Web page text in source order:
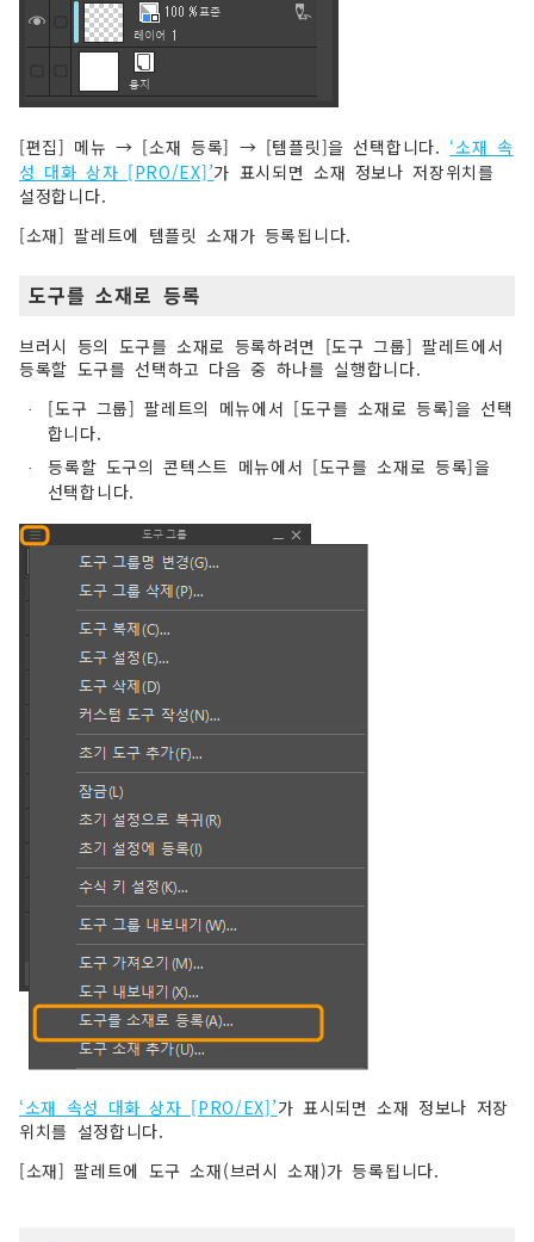
[편집] 메뉴 → [소재 등록] → [템플릿]을 선택합니다. ‘소재 속
성 대화 상자 [PRO/EX]’가 표시되면 소재 정보나 저장위치를
설정합니다.
[소재] 팔레트에 템플릿 소재가 등록됩니다.
도구를 소재로 등록
브러시 등의 도구를 소재로 등록하려면 [도구 그룹] 팔레트에서
등록할 도구를 선택하고 다음 중 하나를 실행합니다.
·
[도구 그룹] 팔레트의 메뉴에서 [도구를 소재로 등록]을 선택
합니다.
·
등록할 도구의 콘텍스트 메뉴에서 [도구를 소재로 등록]을
선택합니다.
‘소재 속성 대화 상자 [PRO/EX]’가 표시되면 소재 정보나 저장
위치를 설정합니다.
[소재] 팔레트에 도구 소재(브러시 소재)가 등록됩니다.